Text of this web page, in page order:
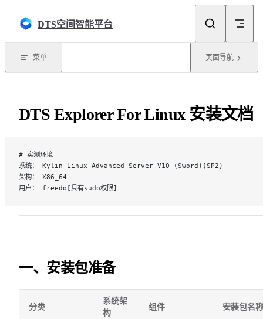
DTS空间智能平台
菜单 页面导航
DTS Explorer For Linux 安装文档
# 实测环境
系统： Kylin Linux Advanced Server V10 (Sword)(SP2)
架构： X86_64
用户： freedo[具有sudo权限]
一、安装包准备
分类
系统架
构
组件 安装包名称